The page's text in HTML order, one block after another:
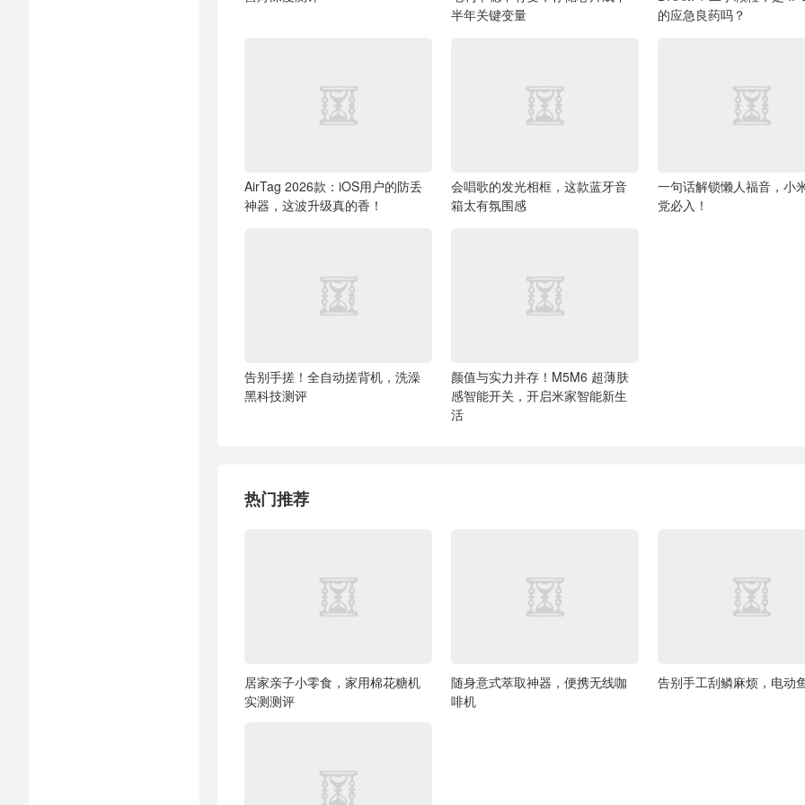
半年关键变量
的应急良药吗？
AirTag 2026款：iOS用户的防丢
神器，这波升级真的香！
会唱歌的发光相框，这款蓝牙音
箱太有氛围感
一句话解锁懒人福音，小
党必入！
告别手搓！全自动搓背机，洗澡
黑科技测评
颜值与实力并存！M5M6 超薄肤
感智能开关，开启米家智能新生
活
热门推荐
居家亲子小零食，家用棉花糖机
实测测评
随身意式萃取神器，便携无线咖
啡机
告别手工刮鳞麻烦，电动